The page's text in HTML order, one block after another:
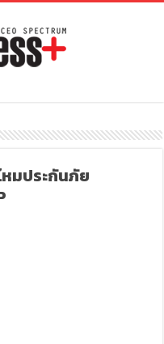
มประกันภัย